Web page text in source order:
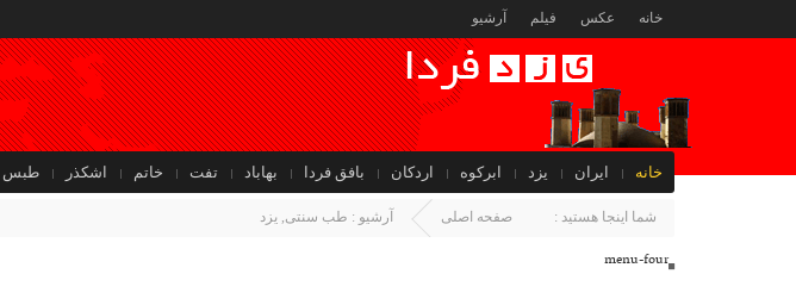
خانه عکس فیلم آرشیو
خانه ایران یزد ابرکوه اردکان بافق فردا بهاباد تفت خاتم اشکذر طبس
جهان
menu-four
شما اینجا هستید : صفحه اصلی آرشیو : طب سنتی, یزد